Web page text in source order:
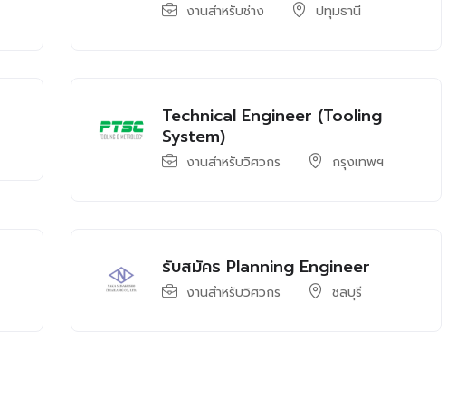
งานสำหรับช่าง ปทุมธานี
Technical Engineer (Tooling
System)
งานสำหรับวิศวกร กรุงเทพฯ
รับสมัคร Planning Engineer
งานสำหรับวิศวกร ชลบุรี